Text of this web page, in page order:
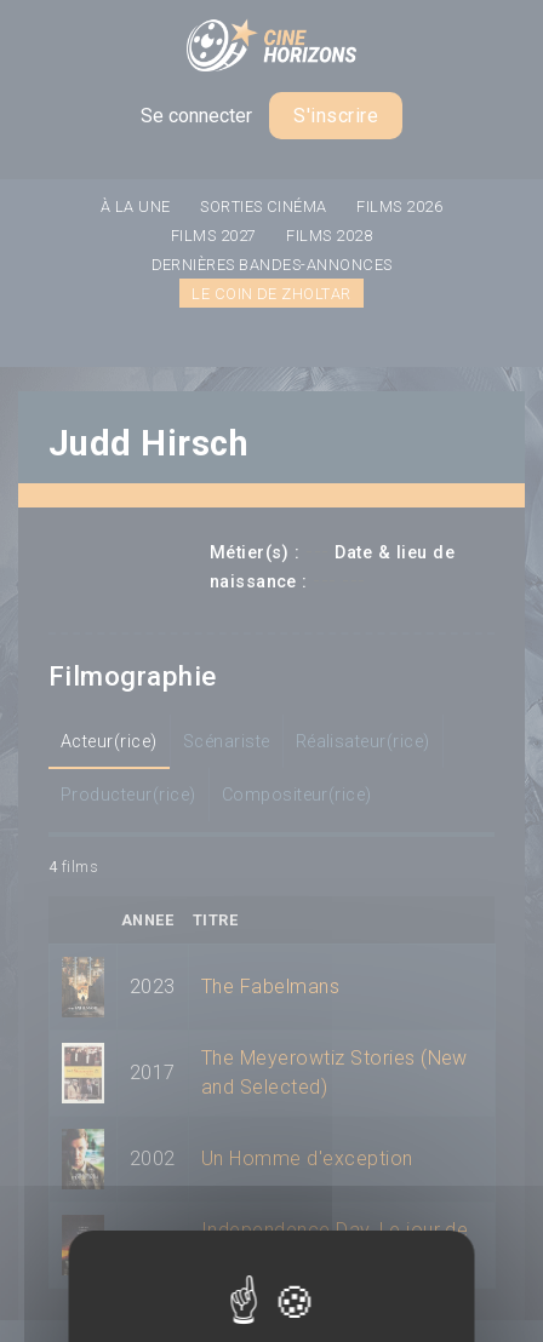
Se connecter S'inscrire
À LA UNE SORTIES CINÉMA
FILMS 2026
FILMS 2027
FILMS 2028
DERNIÈRES BANDES-ANNONCES
LE COIN DE ZHOLTAR
Judd Hirsch
Métier(s) :
Date & lieu de
naissance :
Filmographie
Acteur(rice) Scénariste Réalisateur(rice)
Producteur(rice) Compositeur(rice)
4 films
ANNEE TITRE
2023 The Fabelmans
2017
The Meyerowtiz Stories (New
and Selected)
2002 Un Homme d'exception
Independence Day, Le jour de
Panneau de gestion des cookies